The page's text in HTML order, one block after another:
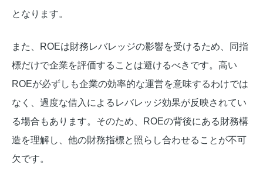
となります。
また、ROEは財務レバレッジの影響を受けるため、同指
標だけで企業を評価することは避けるべきです。高い
ROEが必ずしも企業の効率的な運営を意味するわけでは
なく、過度な借入によるレバレッジ効果が反映されてい
る場合もあります。そのため、ROEの背後にある財務構
造を理解し、他の財務指標と照らし合わせることが不可
欠です。